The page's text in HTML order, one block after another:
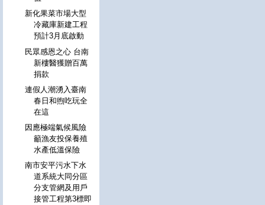
新化果菜市場大型
冷藏庫新建工程
預計3月底啟動
民眾感恩之心 台南
新樓醫獲贈百萬
捐款
連假人潮湧入臺南
春日和煦吃玩全
在這
因應極端氣候風險
籲漁友投保養殖
水產低溫保險
南市安平污水下水
道系統大同分區
分支管網及用戶
接管工程第3標即